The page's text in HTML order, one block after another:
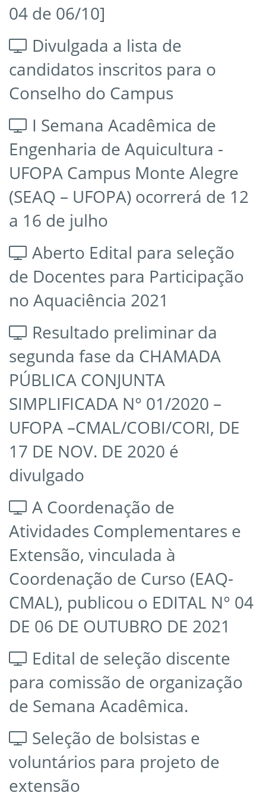
04 de 06/10]
Divulgada a lista de
candidatos inscritos para o
Conselho do Campus
I Semana Acadêmica de
Engenharia de Aquicultura -
UFOPA Campus Monte Alegre
(SEAQ – UFOPA) ocorrerá de 12
a 16 de julho
Aberto Edital para seleção
de Docentes para Participação
no Aquaciência 2021
Resultado preliminar da
segunda fase da CHAMADA
PÚBLICA CONJUNTA
SIMPLIFICADA N° 01/2020 –
UFOPA –CMAL/COBI/CORI, DE
17 DE NOV. DE 2020 é
divulgado
A Coordenação de
Atividades Complementares e
Extensão, vinculada à
Coordenação de Curso (EAQ-
CMAL), publicou o EDITAL N° 04
DE 06 DE OUTUBRO DE 2021
Edital de seleção discente
para comissão de organização
de Semana Acadêmica.
Seleção de bolsistas e
voluntários para projeto de
extensão